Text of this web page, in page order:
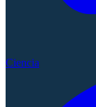
Ciencia